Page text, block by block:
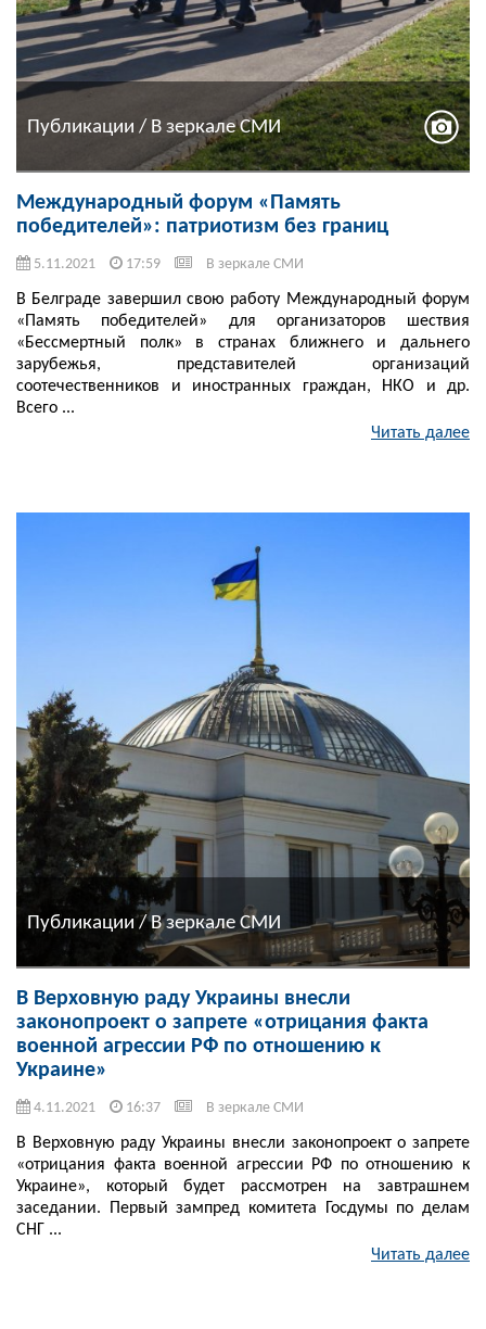
Публикации / В зеркале СМИ
Международный форум «Память
победителей»: патриотизм без границ
5.11.2021 17:59 В зеркале СМИ
В Белграде завершил свою работу Международный форум
«Память победителей» для организаторов шествия
«Бессмертный полк» в странах ближнего и дальнего
зарубежья, представителей организаций
соотечественников и иностранных граждан, НКО и др.
Всего ...
Читать далее
Публикации / В зеркале СМИ
В Верховную раду Украины внесли
законопроект о запрете «отрицания факта
военной агрессии РФ по отношению к
Украине»
4.11.2021 16:37 В зеркале СМИ
В Верховную раду Украины внесли законопроект о запрете
«отрицания факта военной агрессии РФ по отношению к
Украине», который будет рассмотрен на завтрашнем
заседании. Первый зампред комитета Госдумы по делам
СНГ ...
Читать далее